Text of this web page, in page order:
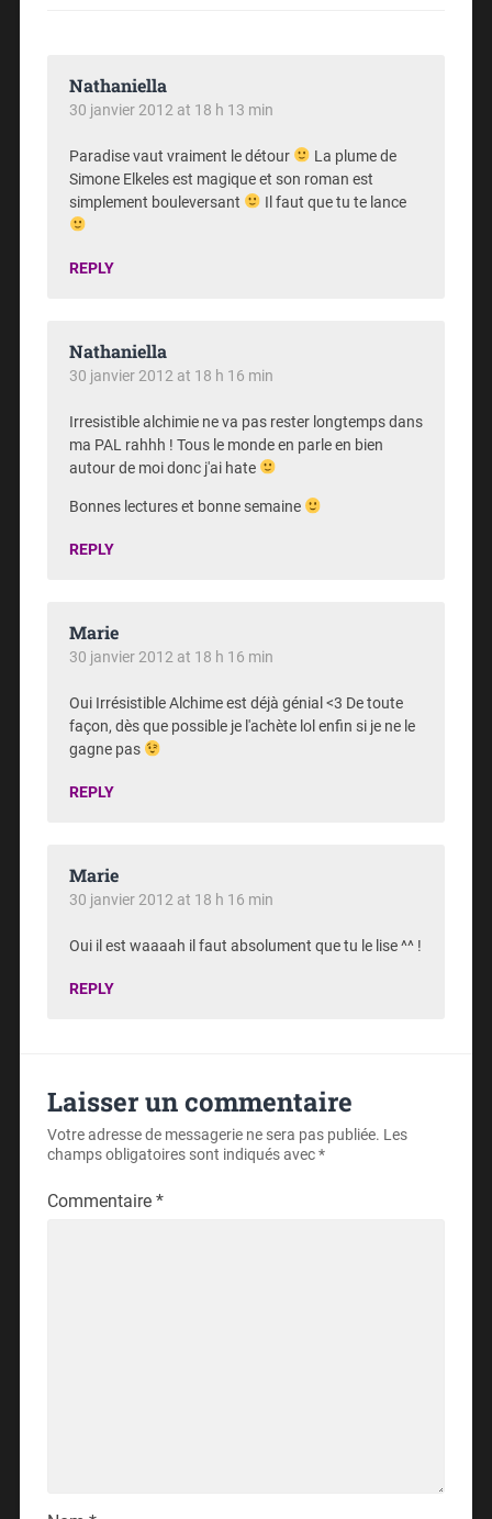
Nathaniella
30 janvier 2012 at 18 h 13 min
Paradise vaut vraiment le détour
La plume de
Simone Elkeles est magique et son roman est
simplement bouleversant
Il faut que tu te lance
REPLY
Nathaniella
30 janvier 2012 at 18 h 16 min
Irresistible alchimie ne va pas rester longtemps dans
ma PAL rahhh ! Tous le monde en parle en bien
autour de moi donc j'ai hate
Bonnes lectures et bonne semaine
REPLY
Marie
30 janvier 2012 at 18 h 16 min
Oui Irrésistible Alchime est déjà génial <3 De toute
façon, dès que possible je l'achète lol enfin si je ne le
gagne pas
REPLY
Marie
30 janvier 2012 at 18 h 16 min
Oui il est waaaah il faut absolument que tu le lise ^^ !
REPLY
Laisser un commentaire
Votre adresse de messagerie ne sera pas publiée. Les
champs obligatoires sont indiqués avec*
Commentaire *